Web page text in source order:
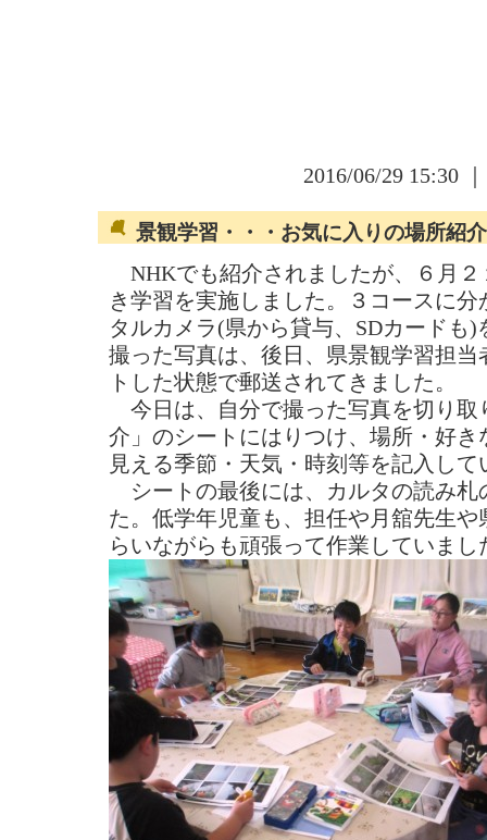
2016/06/29 15:30
景観学習・・・お気に入りの場所紹
NHKでも紹介されましたが、６月
き学習を実施しました。３コースに
タルカメラ(県から貸与、SDカードも
撮った写真は、後日、県景観学習担
トした状態で郵送されてきました。
今日は、自分で撮った写真を切り取
介」のシートにはりつけ、場所・好
見える季節・天気・時刻等を記入し
シートの最後には、カルタの読み札
た。低学年児童も、担任や月舘先生
らいながらも頑張って作業していまし